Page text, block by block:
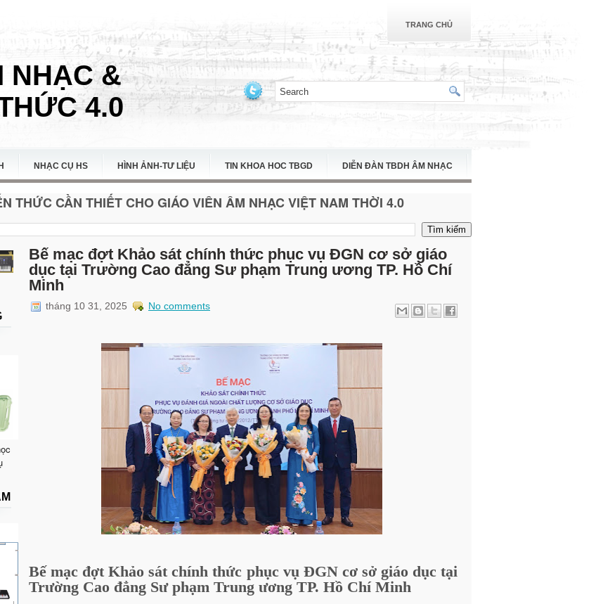
TRANG CHỦ
NHẠC &
4.0
NHẠC CỤ HS HÌNH ẢNH-TƯ LIỆU TIN KHOA HOC TBGD DIỄN ĐÀN TBDH ÂM NHẠC
THỨC CẦN THIẾT CHO GIÁO VIÊN ÂM NHẠC VIỆT NAM THỜI 4.0
Bế mạc đợt Khảo sát chính thức phục vụ ĐGN cơ sở giáo
dục tại Trường Cao đẳng Sư phạm Trung ương TP. Hồ Chí
Minh
tháng 10 31, 2025 No comments
Bế mạc đợt Khảo sát chính thức phục vụ ĐGN cơ sở giáo dục tại
Trường Cao đẳng Sư phạm Trung ương TP. Hồ Chí Minh